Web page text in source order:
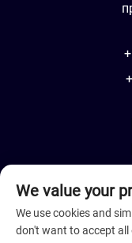
We value your
We use cookies and
don't want to accept all